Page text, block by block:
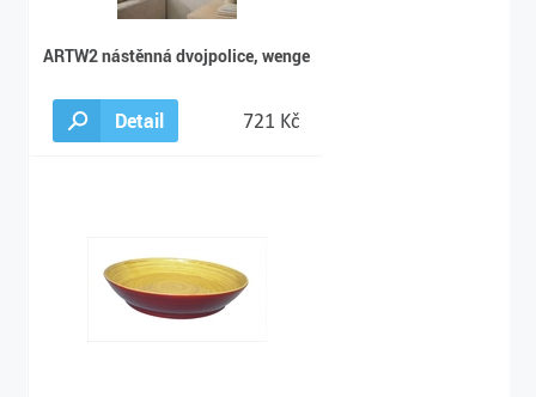
ARTW2 nástěnná dvojpolice, wenge
Detail 721 Kč